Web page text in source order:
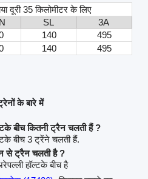
दूरी 35 किलोमीटर के लिए
SL
3A
140
495
140 495
के बारे में
बीच कितनी ट्रैन चलती हैं ?
बीच 3 ट्रेंने चलती हैं.
से ट्रैन चलती है ?
हॉल्टके बीच है